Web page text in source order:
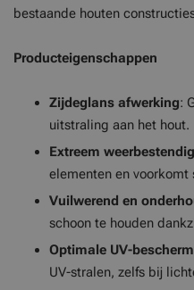
bestaande houten
Producteigenschappen
Zijdeglans afwerking:
uitstraling aan het hout.
Extreem weerbestendig
elementen en voorkomt
Vuilwerend en
schoon te houden
Optimale UV-
UV-stralen, zelfs bij